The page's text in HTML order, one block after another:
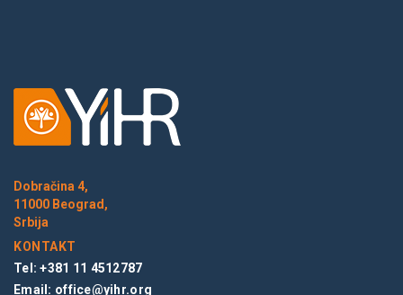
Dobračina 4,
11000 Beograd,
Srbija
KONTAKT
Tel: +381 11 4512787
Email: office@yihr.org